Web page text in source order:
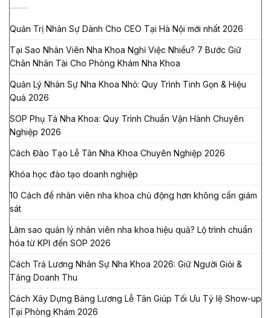
Quản Trị Nhân Sự Dành Cho CEO Tại Hà Nội mới nhất 2026
Tại Sao Nhân Viên Nha Khoa Nghỉ Việc Nhiều? 7 Bước Giữ
Chân Nhân Tài Cho Phòng Khám Nha Khoa
Quản Lý Nhân Sự Nha Khoa Nhỏ: Quy Trình Tinh Gọn & Hiệu
Quả 2026
SOP Phụ Tá Nha Khoa: Quy Trình Chuẩn Vận Hành Chuyên
Nghiệp 2026
Cách Đào Tạo Lễ Tân Nha Khoa Chuyên Nghiệp 2026
Khóa học đào tạo doanh nghiệp
10 Cách để nhân viên nha khoa chủ động hơn không cần giám
sát
Làm sao quản lý nhân viên nha khoa hiệu quả? Lộ trình chuẩn
hóa từ KPI đến SOP 2026
Cách Trả Lương Nhân Sự Nha Khoa 2026: Giữ Người Giỏi &
Tăng Doanh Thu
Cách Xây Dựng Bảng Lương Lễ Tân Giúp Tối Ưu Tỷ lệ Show-up
Tại Phòng Khám 2026